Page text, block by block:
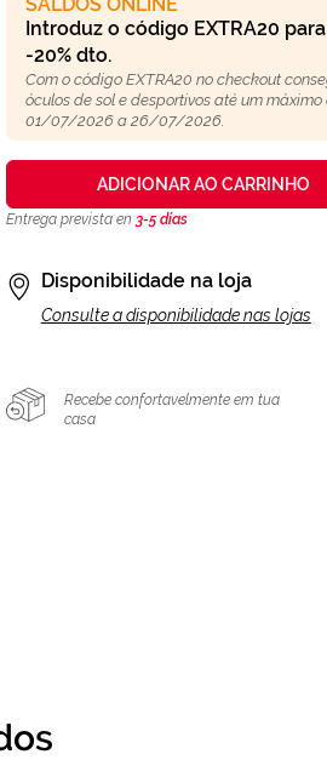
Introduz o código EXTRA20
-20% dto.
Com o código EXTRA20 no checkout
óculos de sol e desportivos até um máximo
01/07/2026 a 26/07/2026.
ADICIONAR AO CARRINHO
Entrega prevista en 3-5 días
Disponibilidade na loja
Consulte a disponibilidade nas lojas
Recebe confortavelmente em tua
casa